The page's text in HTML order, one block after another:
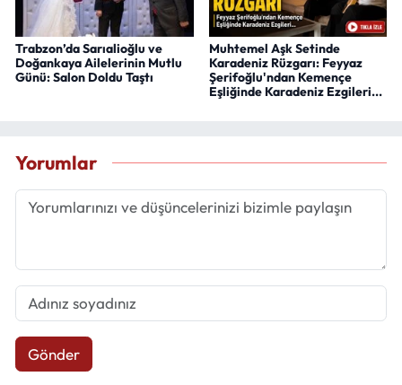
Trabzon’da Sarıalioğlu ve
Doğankaya Ailelerinin Mutlu
Günü: Salon Doldu Taştı
Muhtemel Aşk Setinde
Karadeniz Rüzgarı: Feyyaz
Şerifoğlu'ndan Kemençe
Eşliğinde Karadeniz Ezgileri...
Yorumlar
Gönder